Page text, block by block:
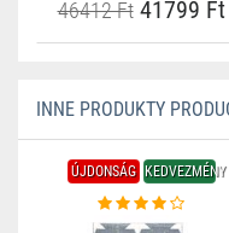
46412 Ft41799 Ft
INNE PRODUKTY
ÚJDONSÁG KEDVEZMÉNY